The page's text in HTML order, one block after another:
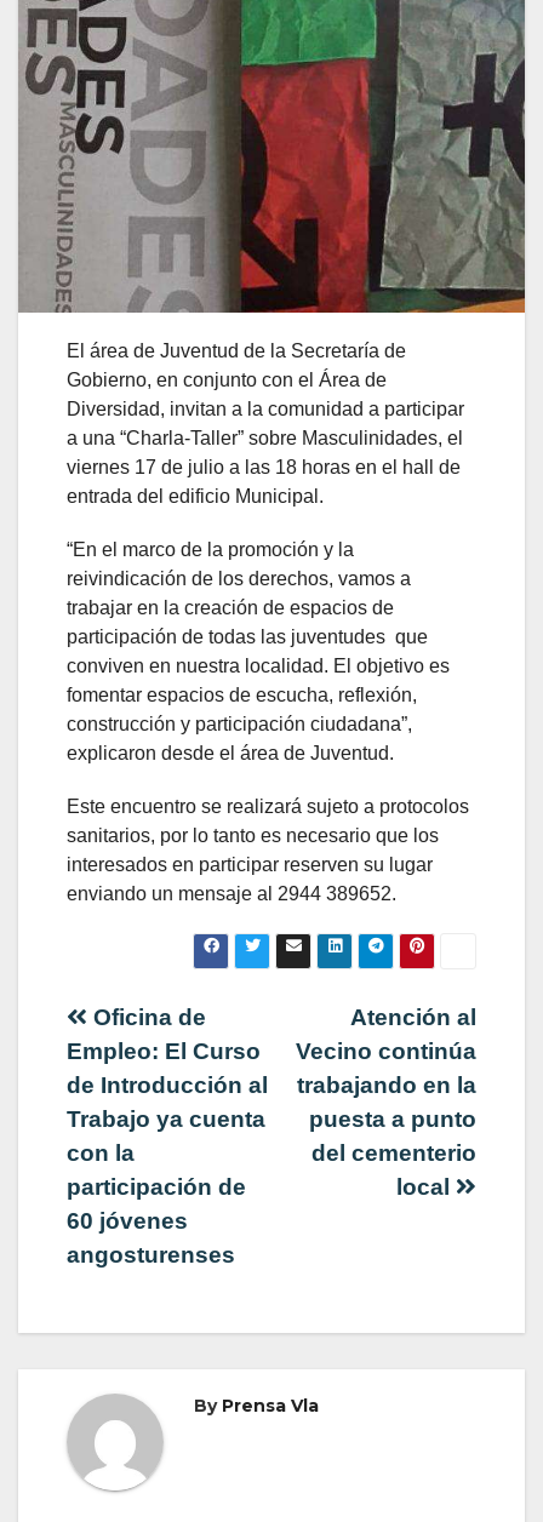
El área de Juventud de la Secretaría de
Gobierno, en conjunto con el Área de
Diversidad, invitan a la comunidad a participar
a una “Charla-Taller” sobre Masculinidades, el
viernes 17 de julio a las 18 horas en el hall de
entrada del edificio Municipal.
“En el marco de la promoción y la
reivindicación de los derechos, vamos a
trabajar en la creación de espacios de
participación de todas las juventudes que
conviven en nuestra localidad. El objetivo es
fomentar espacios de escucha, reflexión,
construcción y participación ciudadana”,
explicaron desde el área de Juventud.
Este encuentro se realizará sujeto a protocolos
sanitarios, por lo tanto es necesario que los
interesados en participar reserven su lugar
enviando un mensaje al 2944 389652.
Navegación
de
entradas
Atención al
Vecino continúa
trabajando en la
puesta a punto
del cementerio
local
Oficina de
Empleo: El Curso
de Introducción al
Trabajo ya cuenta
con la
participación de
60 jóvenes
angosturenses
By Prensa Vla